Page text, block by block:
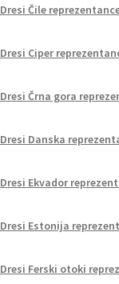
Dresi Čile
Dresi Ciper
Dresi Črna gora
Dresi Danska
Dresi Ekvador
Dresi Estonija
Dresi Ferski otoki